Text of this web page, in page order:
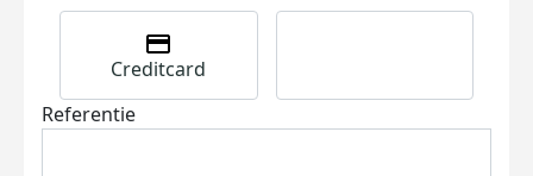
Creditcard
Referentie